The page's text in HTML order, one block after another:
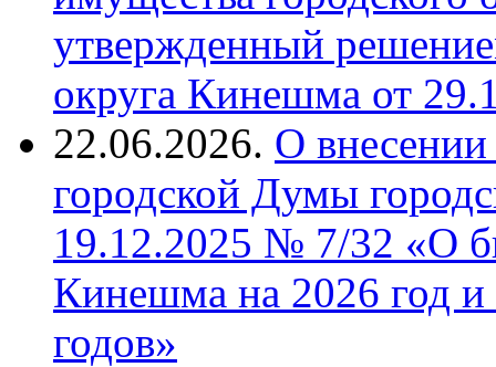
утвержденный
округа Кинешма от
22.06.2026. О
городской Думы
19.12.2025 № 7/32 «О
Кинешма на 2026 год
годов»